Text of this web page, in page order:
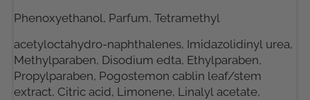
Phenoxyethanol, Parfum, Tetramethyl
acetyloctahydro-naphthalenes, Imidazolidinyl urea,
Methylparaben, Disodium edta, Ethylparaben,
Propylparaben, Pogostemon cablin leaf/stem
extract, Citric acid, Limonene, Linalyl acetate,